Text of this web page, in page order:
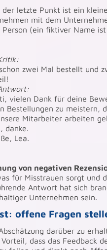
der letzte Punkt ist ein
mit dem
Person (ein fiktiver Name
zwei Mal bestellt und
vielen Dank für deine
Bestellungen zu meistern,
Mitarbeiter arbeiten
danke.
Lea.
von negativen
für Misstrauen sorgt und
Antwort hat sich
Unternehmen sein.
offene Fragen
darüber zu
dass das Feedback